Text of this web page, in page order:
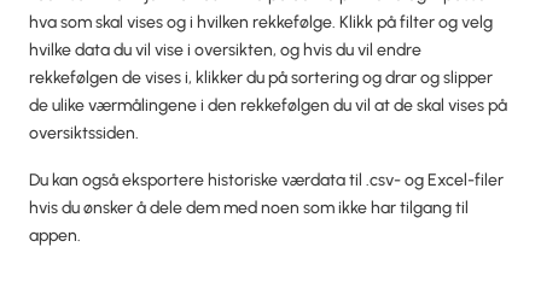
hva som skal vises og i hvilken rekkefølge. Klikk på filter og velg
hvilke data du vil vise i oversikten, og hvis du vil endre
rekkefølgen de vises i, klikker du på sortering og drar og slipper
de ulike værmålingene i den rekkefølgen du vil at de skal vises på
oversiktssiden.
Du kan også eksportere historiske værdata til .csv- og Excel-filer
hvis du ønsker å dele dem med noen som ikke har tilgang til
appen.